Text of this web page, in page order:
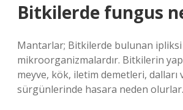
Bitkilerde fungus
Mantarlar; Bitkilerde bulunan ipliksi
mikroorganizmalardır. Bitkilerin
meyve, kök, iletim demetleri, dalları
sürgünlerinde hasara neden olurlar.